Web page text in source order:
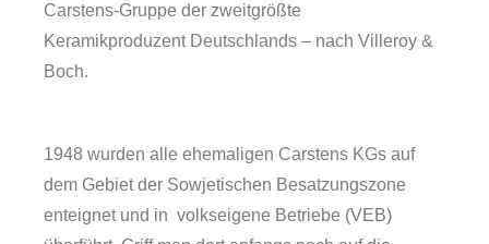
Carstens-Gruppe der zweitgrößte
Keramikproduzent Deutschlands – nach Villeroy &
Boch.
1948 wurden alle ehemaligen Carstens KGs auf
dem Gebiet der Sowjetischen Besatzungszone
enteignet und in volkseigene Betriebe (VEB)